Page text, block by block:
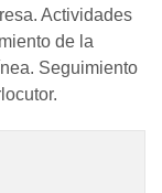
Actividades
de la
Seguimiento